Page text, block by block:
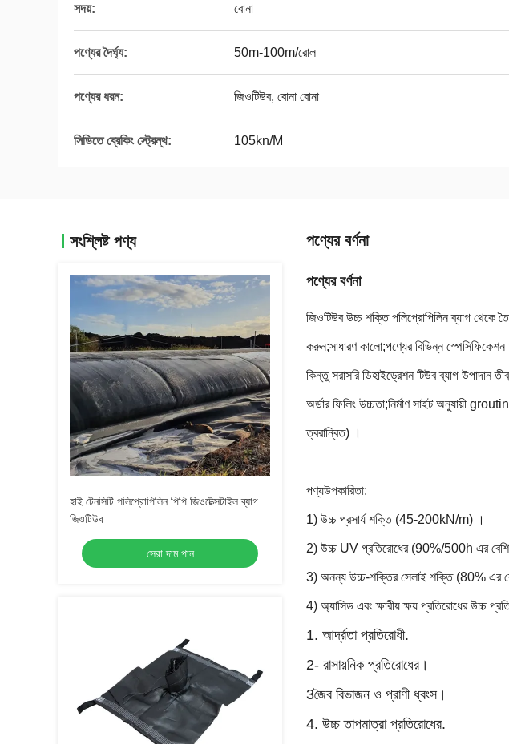
সদয়: বোনা
পণ্যের দৈর্ঘ্য: 50m-100m/রোল
পণ্যের ধরন: জিওটিউব, বোনা বোনা
সিডিতে ব্রেকিং স্ট্রেন্থ: 105kn/M
সংশ্লিষ্ট পণ্য
হাই টেনসিটি পলিপ্রোপিলিন পিপি জিওটেক্সটাইল ব্যাগ
জিওটিউব
সেরা দাম পান
পণ্যের বর্ণনা
পণ্যের বর্ণনা
জিওটিউব উচ্চ শক্তি পলিপ্রোপিলিন ব্যাগ থেকে
করুন;সাধারণ কালো;পণ্যের বিভিন্ন
কিন্তু সরাসরি ডিহাইড্রেশন টিউব ব্যাগ উপাদান
অর্ডার ফিলিং উচ্চতা;নির্মাণ সাইট অনুযায়ী
ত্বরান্বিত) ।
পণ্যউপকারিতা:
1) উচ্চ প্রসার্য শক্তি (45-200kN/m) ।
2) উচ্চ UV প্রতিরোধের (90%/500h এর
3) অনন্য উচ্চ-শক্তির সেলাই শক্তি (80% এর
4) অ্যাসিড এবং ক্ষারীয় ক্ষয় প্রতিরোধের উচ্চ
1. আর্দ্রতা প্রতিরোধী.
2- রাসায়নিক প্রতিরোধের।
3জৈব বিভাজন ও প্রাণী ধ্বংস।
4. উচ্চ তাপমাত্রা প্রতিরোধের.